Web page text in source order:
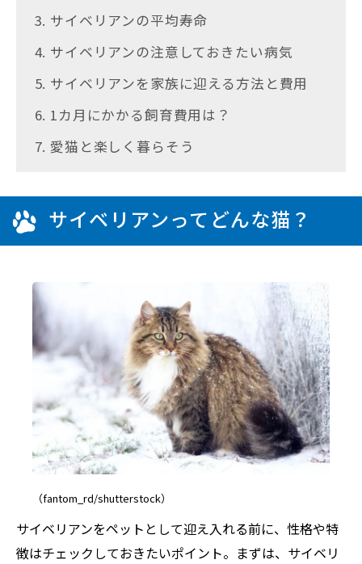
3. サイベリアンの平均寿命
4. サイベリアンの注意しておきたい病気
5. サイベリアンを家族に迎える方法と費用
6. 1カ月にかかる飼育費用は？
7. 愛猫と楽しく暮らそう
サイベリアンってどんな猫？
（fantom_rd/shutterstock）
サイベリアンをペットとして迎え入れる前に、性格や特
徴はチェックしておきたいポイント。まずは、サイベリ